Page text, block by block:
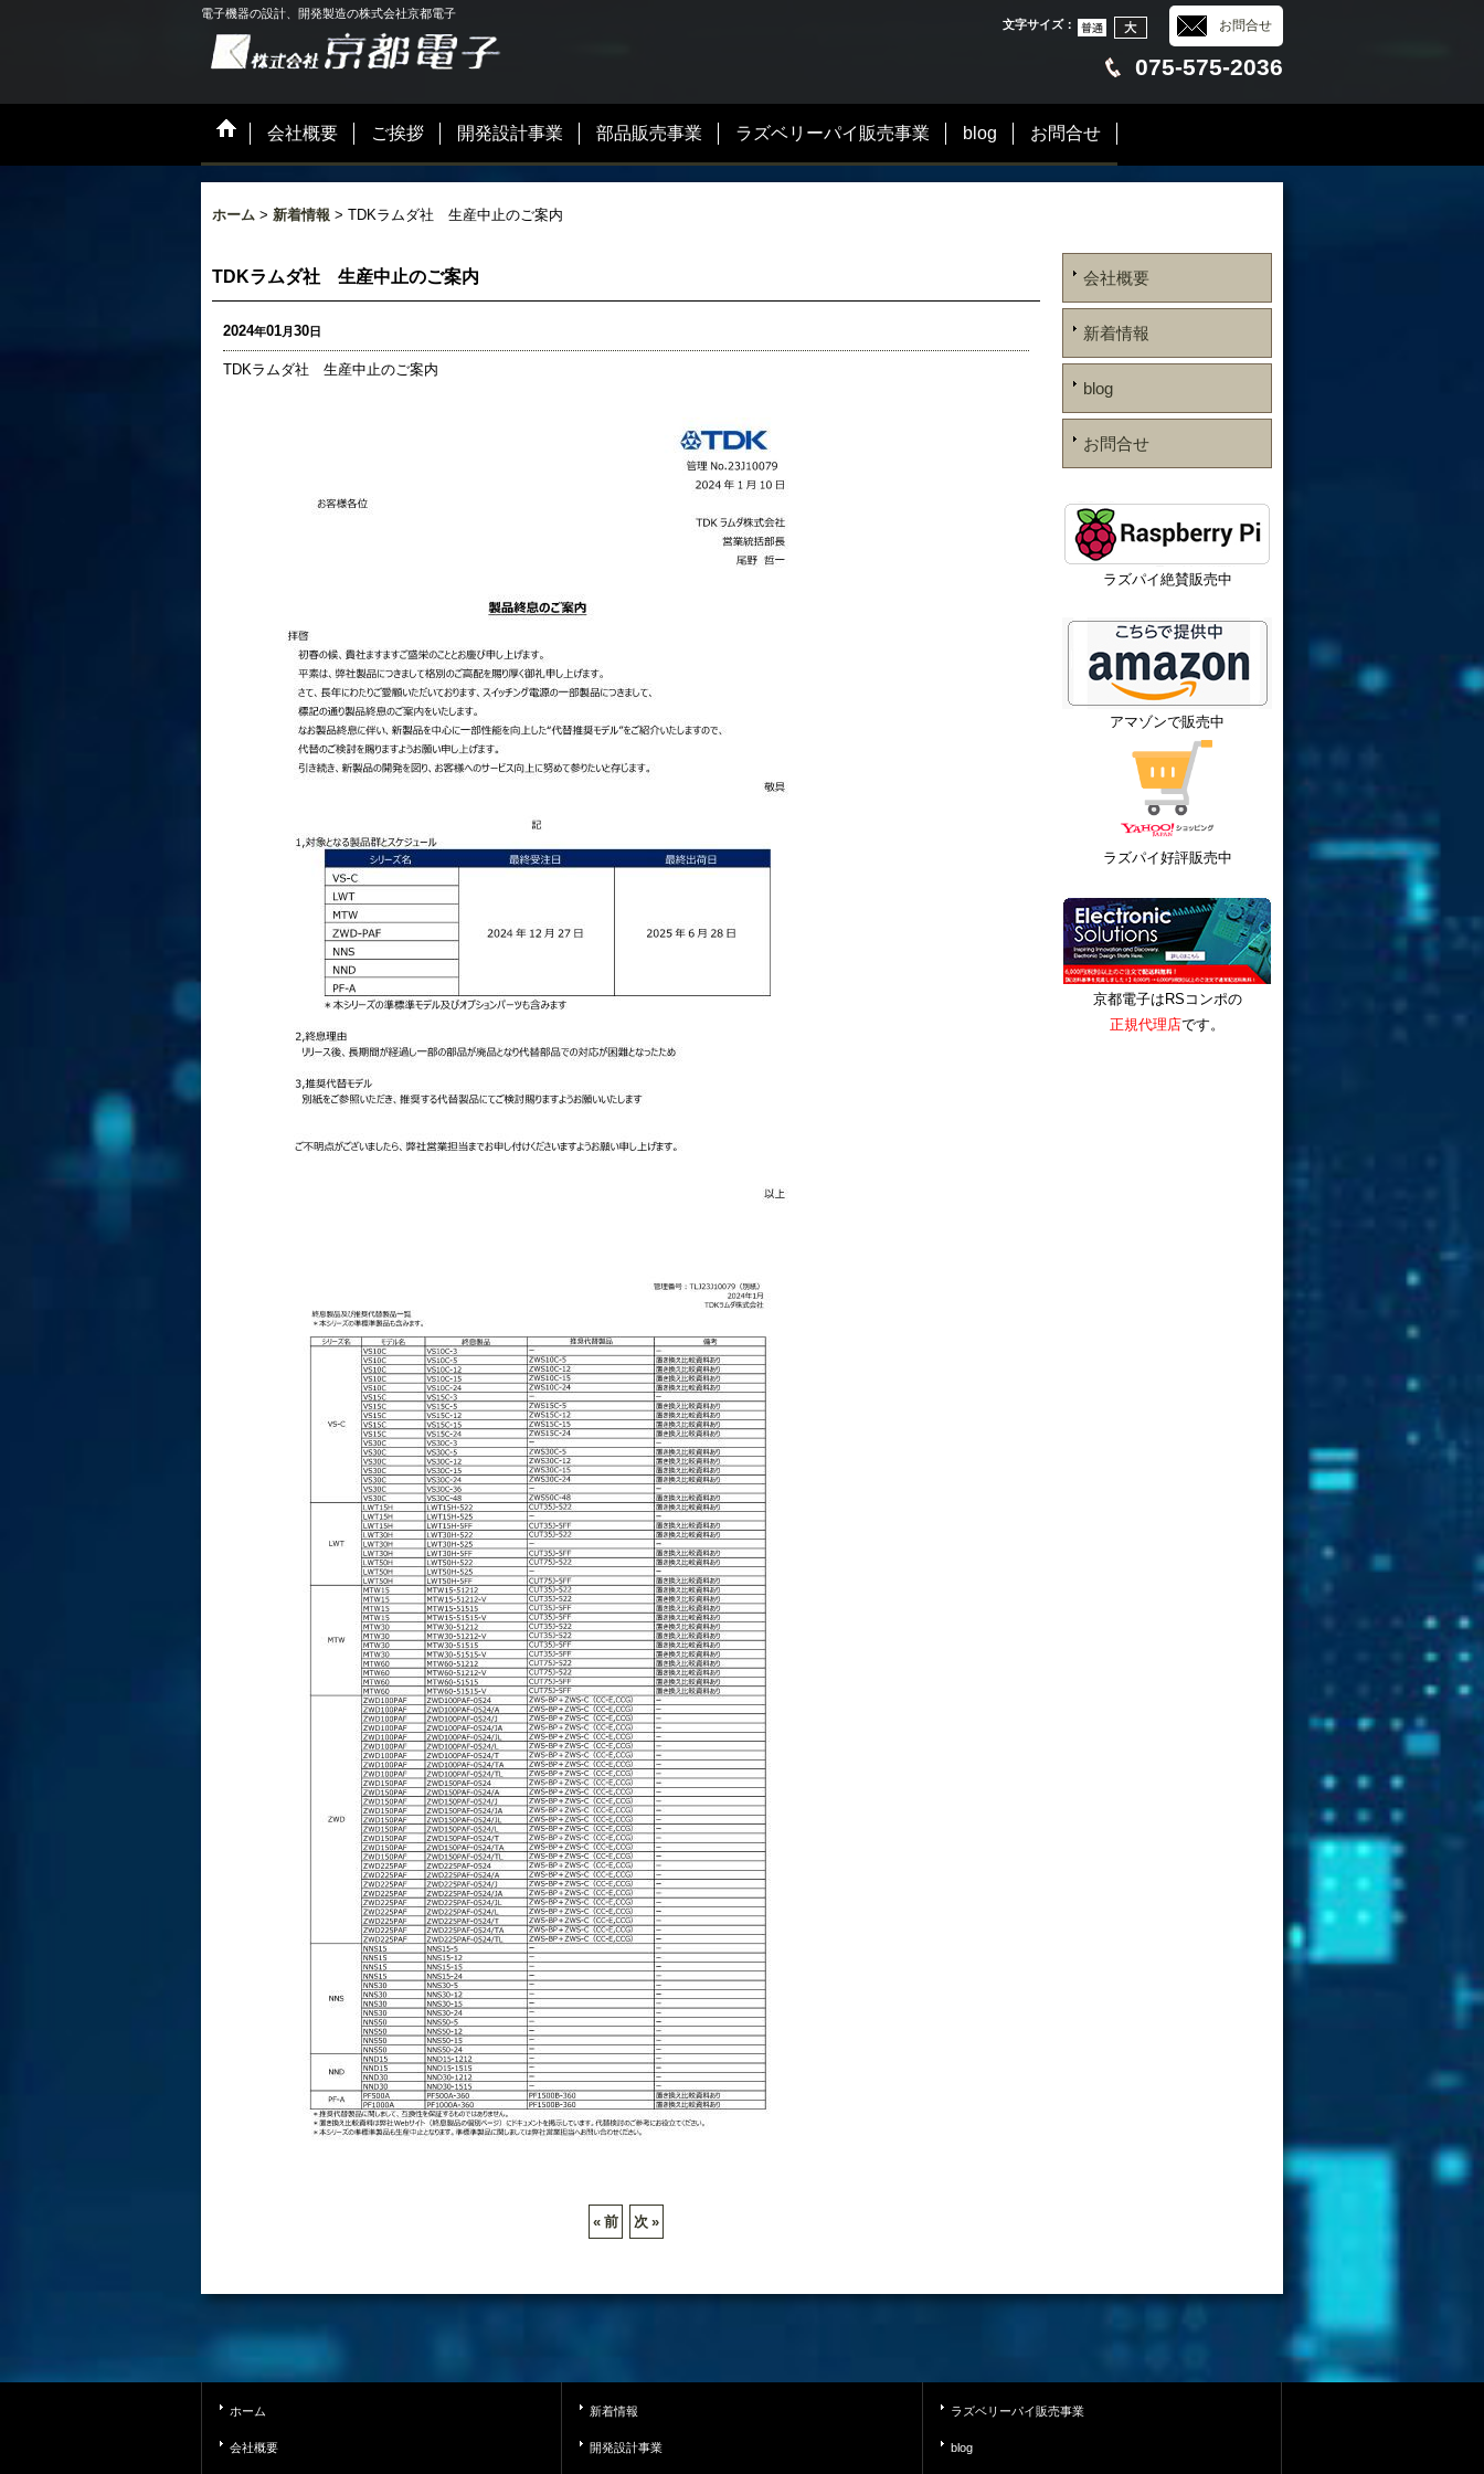
電子機器の設計、開発製造の株式会社京都電子
お問合せ
文字サイズ：
075-575-2036
会社概要 ご挨拶 開発設計事業 部品販売事業 ラズベリーパイ販売事業 blog お問合せ
ホーム > 新着情報 > TDKラムダ社 生産中止のご案内
TDKラムダ社 生産中止のご案内
2024年01月30日
TDKラムダ社 生産中止のご案内
« 前 次 »
会社概要
新着情報
blog
お問合せ
ラズパイ絶賛販売中
アマゾンで販売中
ラズパイ好評販売中
京都電子はRSコンポの
正規代理店です。
ホーム
会社概要
新着情報
開発設計事業
ラズベリーパイ販売事業
blog